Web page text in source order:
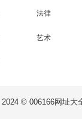
法律
艺术
2024 © 006166网址大